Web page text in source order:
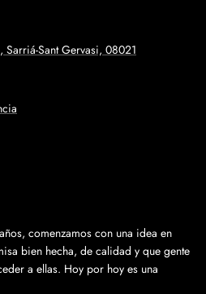
Sarriá-Sant Gervasi, 08021
comenzamos con una idea en
bien hecha, de calidad y que gente
a ellas. Hoy por hoy es una